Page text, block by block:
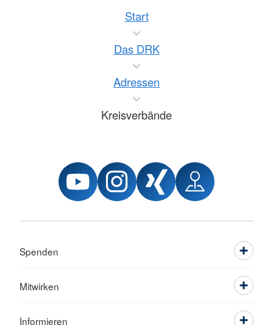
Start
Das DRK
Adressen
Kreisverbände
Spenden
Mitwirken
Informieren